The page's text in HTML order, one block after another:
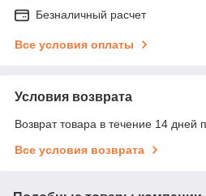
Безналичный расчет
Все условия оплаты
Условия возврата
Возврат товара в течение 14 дней
Все условия возврата